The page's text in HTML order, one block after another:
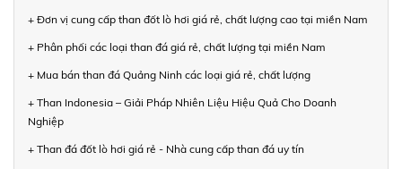
+ Đơn vị cung cấp than đốt lò hơi giá rẻ, chất lượng cao tại miền Nam
+ Phân phối các loại than đá giá rẻ, chất lượng tại miền Nam
+ Mua bán than đá Quảng Ninh các loại giá rẻ, chất lượng
+ Than Indonesia – Giải Pháp Nhiên Liệu Hiệu Quả Cho Doanh
Nghiệp
+ Than đá đốt lò hơi giá rẻ - Nhà cung cấp than đá uy tín